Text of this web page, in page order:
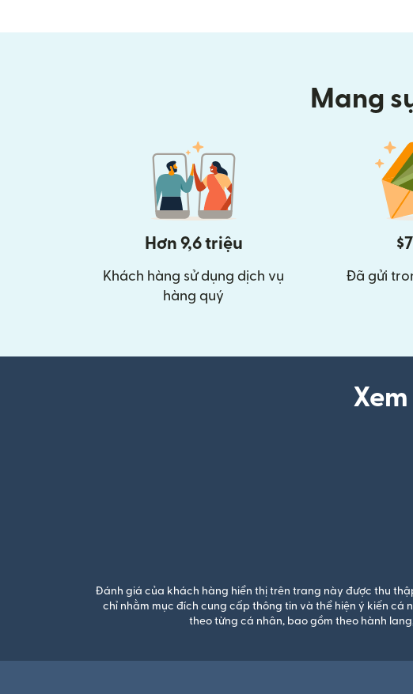
Mang
Hơn 9,6 triệu
Khách hàng sử dụng dịch vụ
hàng quý
Đã gửi
Đánh giá của khách hàng hiển thị trên trang này được thu
chỉ nhằm mục đích cung cấp thông tin và thể hiện ý kiến
theo từng cá nhân, bao gồm theo hành